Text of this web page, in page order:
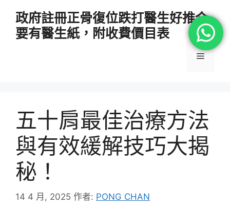
政府註冊正骨復位跌打醫生好推介
要有醫生紙，附收費價目表
選
五十肩最佳治療方法
與有效緩解技巧大揭
秘！
14 4 月, 2025 作者: PONG CHAN